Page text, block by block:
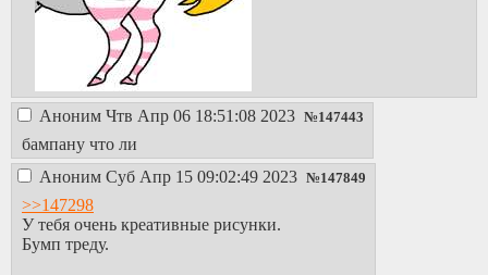
Аноним Чтв Апр 06 18:51:08 2023 №147443
бампану что ли
Аноним Суб Апр 15 09:02:49 2023 №147849
>>147298
У тебя очень креативные рисунки.
Бумп треду.